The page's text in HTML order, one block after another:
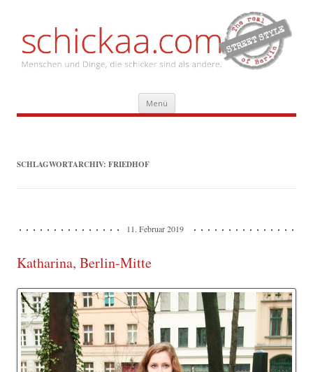
Menü Zum
Inhalt
springen
SCHLAGWORTARCHIV: FRIEDHOF
11. Februar 2019
Katharina, Berlin-Mitte